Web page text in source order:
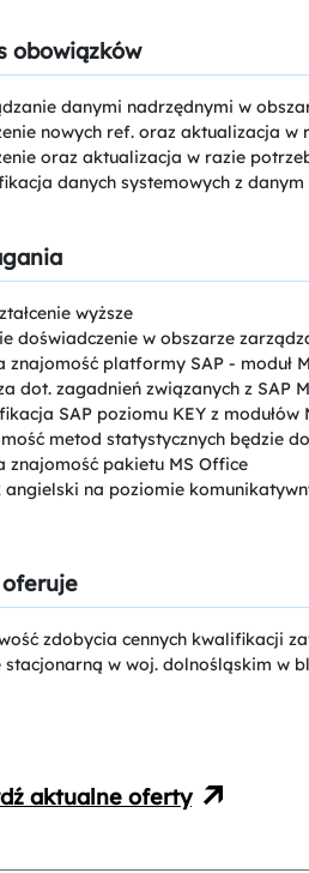
obowiązków
danymi nadrzędnymi w
nowych ref. oraz aktualizacja w
oraz aktualizacja w razie
danych systemowych z
wyższe
doświadczenie w obszarze
znajomość platformy SAP - moduł
dot. zagadnień związanych z SAP
SAP poziomu KEY z
metod statystycznych będzie
znajomość pakietu MS Office
angielski na poziomie
zdobycia cennych kwalifikacji
stacjonarną w woj. dolnośląskim w
aktualne oferty